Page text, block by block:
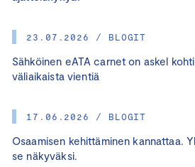
23.07.2026 / BLOGIT
Sähköinen eATA carnet on askel
väliaikaista vientiä
17.06.2026 / BLOGIT
Osaamisen kehittäminen kannattaa.
se näkyväksi.